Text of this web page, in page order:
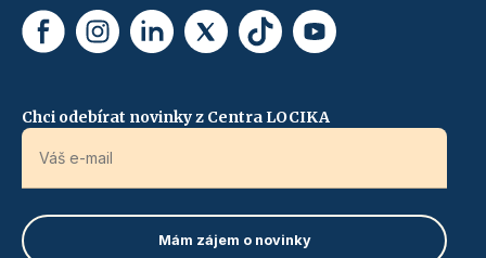
Chci odebírat novinky z Centra LOCIKA